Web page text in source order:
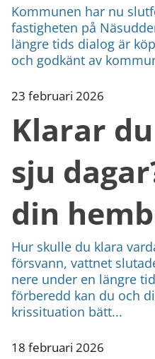
Kommunen har nu
fastigheten på
längre tids dialog är
och godkänt av
23 februari 2026
Klarar
sju
din
Hur skulle du klara
försvann, vattnet
nere under en längre
förberedd kan du och
krissituation bätt...
18 februari 2026